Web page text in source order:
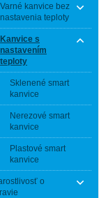
Varné kanvice bez
nastavenia teploty
Kanvice s
nastavením
teploty
Sklenené smart
kanvice
Nerezové smart
kanvice
Plastové smart
kanvice
o